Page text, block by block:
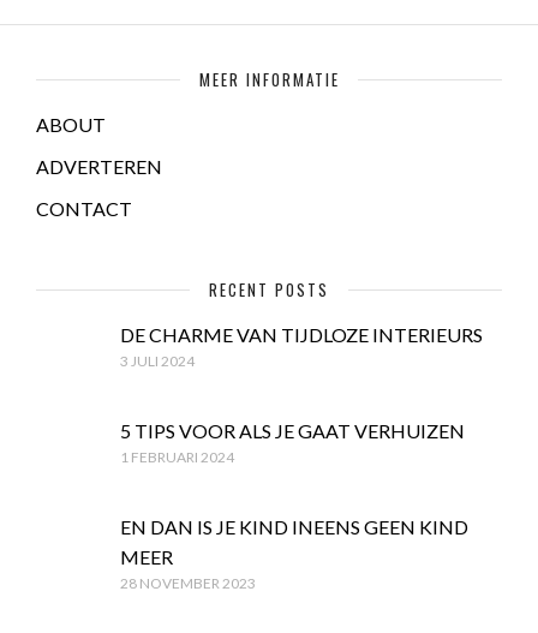
MEER INFORMATIE
ABOUT
ADVERTEREN
CONTACT
RECENT POSTS
DE CHARME VAN TIJDLOZE INTERIEURS
3 JULI 2024
5 TIPS VOOR ALS JE GAAT VERHUIZEN
1 FEBRUARI 2024
EN DAN IS JE KIND INEENS GEEN KIND
MEER
28 NOVEMBER 2023